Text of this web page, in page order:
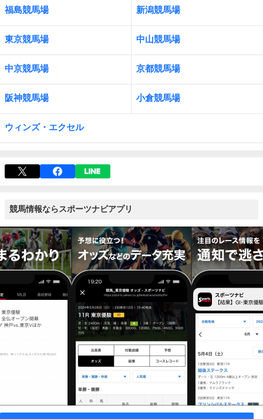
福島競馬場 新潟競馬場
東京競馬場 中山競馬場
中京競馬場 京都競馬場
阪神競馬場 小倉競馬場
ウィンズ・エクセル
競馬情報ならスポーツナビアプリ